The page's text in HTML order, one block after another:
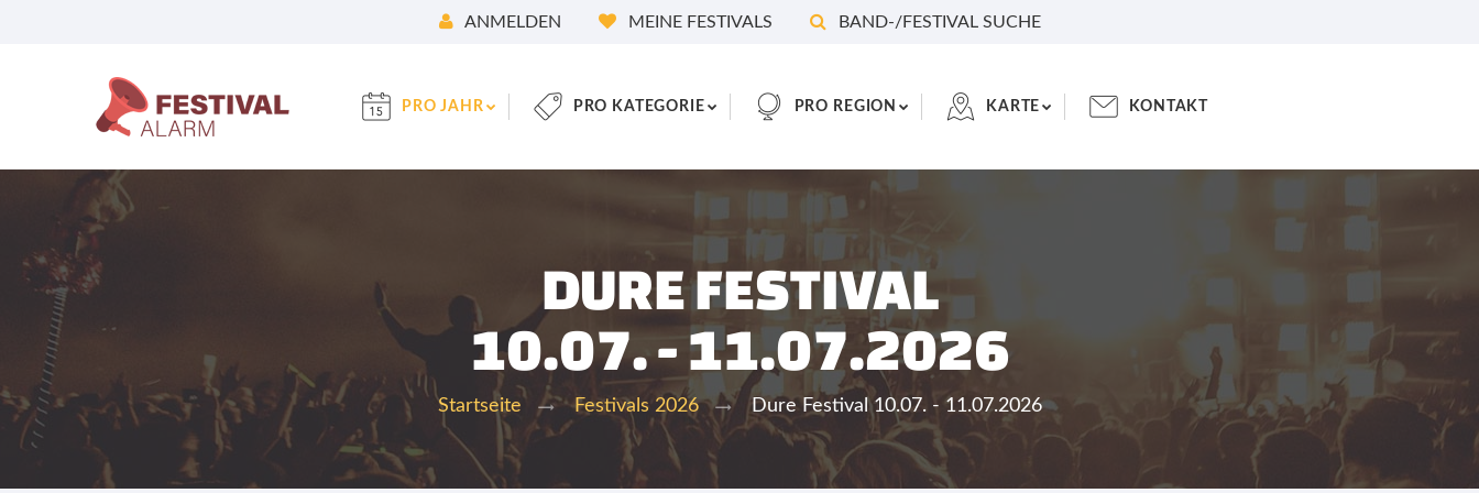
ANMELDEN MEINE FESTIVALS BAND-/FESTIVAL SUCHE
PRO JAHR PRO KATEGORIE PRO REGION KARTE KONTAKT
DURE FESTIVAL
10.07. - 11.07.2026
Startseite Festivals 2026 Dure Festival 10.07. - 11.07.2026